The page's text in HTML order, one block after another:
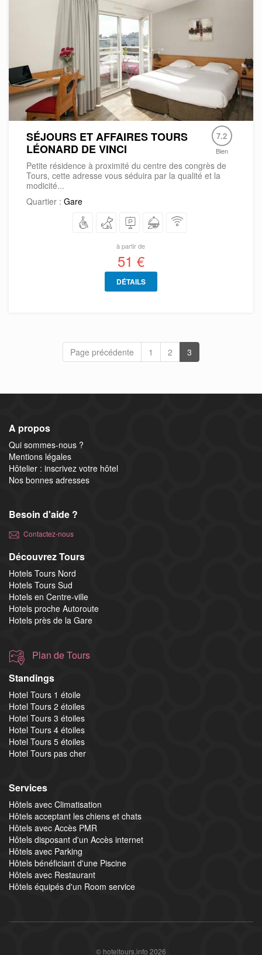
SÉJOURS ET AFFAIRES TOURS
LÉONARD DE VINCI
7.2
Bien
Petite résidence à proximité du centre des congrès de
Tours, cette adresse vous séduira par la qualité et la
modicité...
Quartier : Gare
à partir de
51 €
DÉTAILS
Page précédente 1 2 3
A propos
Qui sommes-nous ?
Mentions légales
Hôtelier : inscrivez votre hôtel
Nos bonnes adresses
Besoin d'aide ?
Contactez-nous
Découvrez Tours
Hotels Tours Nord
Hotels Tours Sud
Hotels en Centre-ville
Hotels proche Autoroute
Hotels près de la Gare
Plan de Tours
Standings
Hotel Tours 1 étoile
Hotel Tours 2 étoiles
Hotel Tours 3 étoiles
Hotel Tours 4 étoiles
Hotel Tours 5 étoiles
Hotel Tours pas cher
Services
Hôtels avec Climatisation
Hôtels acceptant les chiens et chats
Hôtels avec Accès PMR
Hôtels disposant d'un Accès internet
Hôtels avec Parking
Hôtels bénéficiant d'une Piscine
Hôtels avec Restaurant
Hôtels équipés d'un Room service
© hoteltours.info 2026